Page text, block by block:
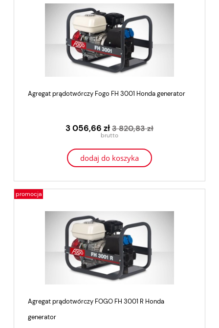
Agregat prądotwórczy Fogo FH 3001 Honda generator
3 056,66 zł3 820,83 zł
dodaj do koszyka
Agregat prądotwórczy FOGO FH 3001 R Honda
generator
promocja